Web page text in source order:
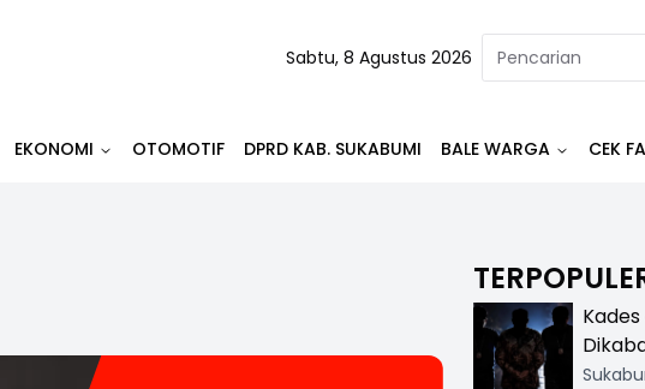
Sabtu, 8 Agustus 2026
EKONOMI OTOMOTIF DPRD KAB. SUKABUMI BALE WARGA CEK